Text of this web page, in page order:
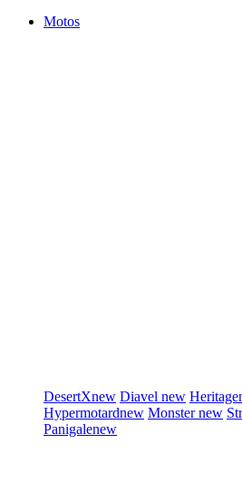
Motos
DesertXnew Diavel new Heritage
Hypermotardnew Monsternew
Panigalenew